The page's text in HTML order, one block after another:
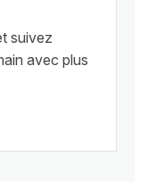
suivez
avec plus